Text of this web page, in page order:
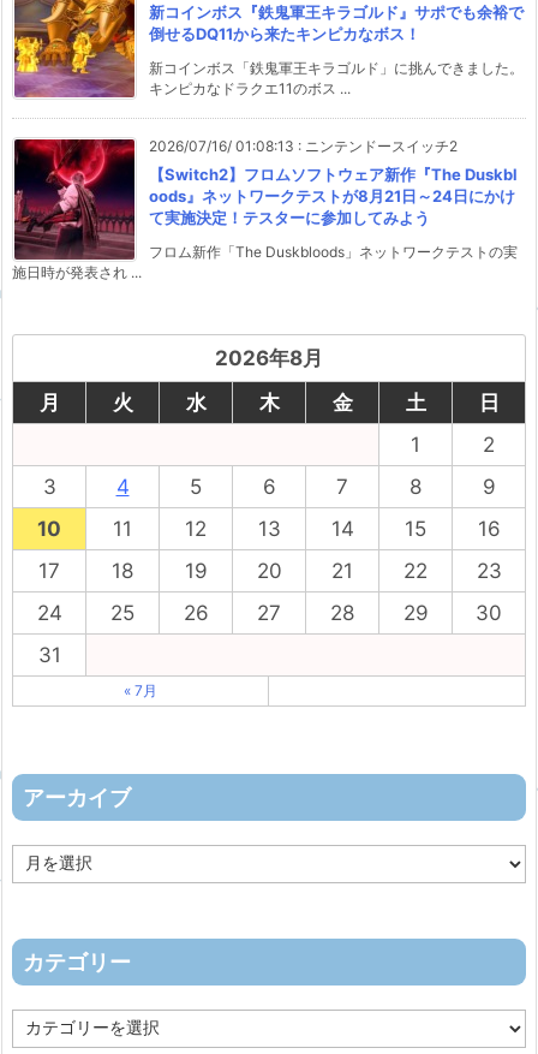
新コインボス『鉄鬼軍王キラゴルド』サポでも余裕で
倒せるDQ11から来たキンピカなボス！
新コインボス「鉄鬼軍王キラゴルド」に挑んできました。
キンピカなドラクエ11のボス ...
2026/07/16/ 01:08:13 : ニンテンドースイッチ2
【Switch2】フロムソフトウェア新作『The Duskbl
oods』ネットワークテストが8月21日～24日にかけ
て実施決定！テスターに参加してみよう
フロム新作「The Duskbloods」ネットワークテストの実
施日時が発表され ...
2026年8月
月
火 水 木 金 土
日
1
2
3
4 5 6 7 8
9
10
11 12 13 14 15
16
17
18 19 20 21 22
23
24
25 26 27 28 29
30
31
« 7月
アーカイブ
ー
ブ
カテゴリー
テ